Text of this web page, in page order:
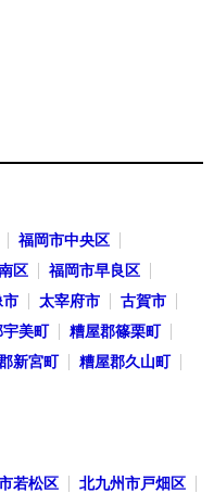
福岡市中央区
区
福岡市早良区
市 太宰府市
古賀市
宇美町
糟屋郡篠栗町
新宮町
糟屋郡久山町
若松区
北九州市戸畑区